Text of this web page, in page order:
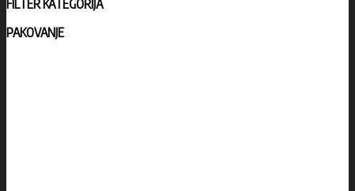
FILTER KATEGORIJA
PAKOVANJE